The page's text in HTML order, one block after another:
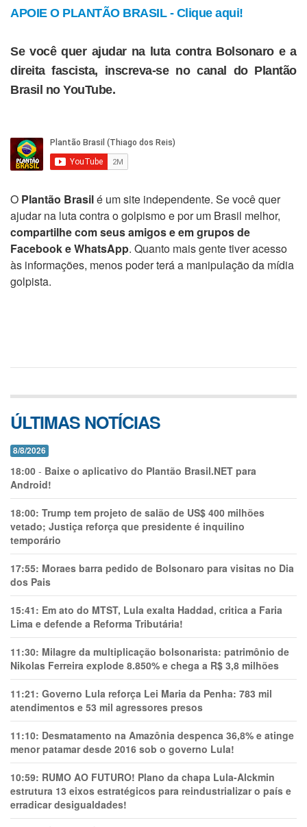
APOIE O PLANTÃO BRASIL - Clique aqui!
Se você quer ajudar na luta contra Bolsonaro e a
direita fascista, inscreva-se no canal do Plantão
Brasil no YouTube.
O Plantão Brasilé um site independente. Se você quer
ajudar na luta contra o golpismo e por um Brasil melhor,
compartilhe com seus amigos e em grupos de
Facebook e WhatsApp. Quanto mais gente tiver acesso
às informações, menos poder terá a manipulação da mídia
golpista.
ÚLTIMAS NOTÍCIAS
8/8/2026
18:00 - Baixe o aplicativo do Plantão Brasil.NET para
Android!
18:00: Trump tem projeto de salão de US$ 400 milhões
vetado; Justiça reforça que presidente é inquilino
temporário
17:55: Moraes barra pedido de Bolsonaro para visitas no Dia
dos Pais
15:41: Em ato do MTST, Lula exalta Haddad, critica a Faria
Lima e defende a Reforma Tributária!
11:30: Milagre da multiplicação bolsonarista: patrimônio de
Nikolas Ferreira explode 8.850% e chega a R$ 3,8 milhões
11:21: Governo Lula reforça Lei Maria da Penha: 783 mil
atendimentos e 53 mil agressores presos
11:10: Desmatamento na Amazônia despenca 36,8% e atinge
menor patamar desde 2016 sob o governo Lula!
10:59: RUMO AO FUTURO! Plano da chapa Lula-Alckmin
estrutura 13 eixos estratégicos para reindustrializar o país e
erradicar desigualdades!